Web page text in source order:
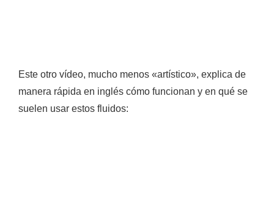
Este otro vídeo, mucho menos «artístico», explica de
manera rápida en inglés cómo funcionan y en qué se
suelen usar estos fluidos: